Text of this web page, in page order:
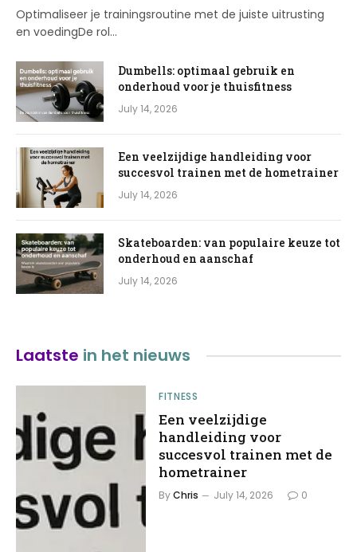
Optimaliseer je trainingsroutine met de juiste uitrusting
en voedingDe rol…
Dumbells: optimaal gebruik en
onderhoud voor je thuisfitness
July 14, 2026
Een veelzijdige handleiding voor
succesvol trainen met de hometrainer
July 14, 2026
Skateboarden: van populaire keuze tot
onderhoud en aanschaf
July 14, 2026
Laatste in het nieuws
FITNESS
Een veelzijdige
handleiding voor
succesvol trainen met de
hometrainer
ByChris July 14, 2026 0